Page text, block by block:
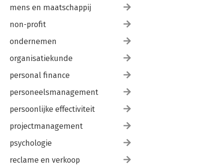
mens en maatschappij
non-profit
ondernemen
organisatiekunde
personal finance
personeelsmanagement
persoonlijke effectiviteit
projectmanagement
psychologie
reclame en verkoop